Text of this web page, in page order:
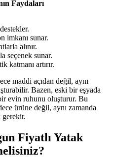
Faydaları
imkanı sunar.
alınır.
seçenek sunar.
katmanı artırır.
maddi açıdan değil, aynı
Bazen, eski bir eşyada
evin ruhunu oluşturur. Bu
ürüne değil, aynı zamanda
gerekir.
Fiyatlı Yatak